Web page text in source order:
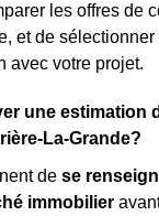
les offres de
et de
avec votre projet.
une estimation
La-Grande?
de se
immobilier